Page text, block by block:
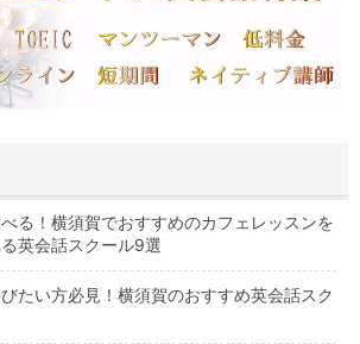
る！横須賀でおすすめのカフェレッスンを
英会話スクール9選
たい方必見！横須賀のおすすめ英会話スク